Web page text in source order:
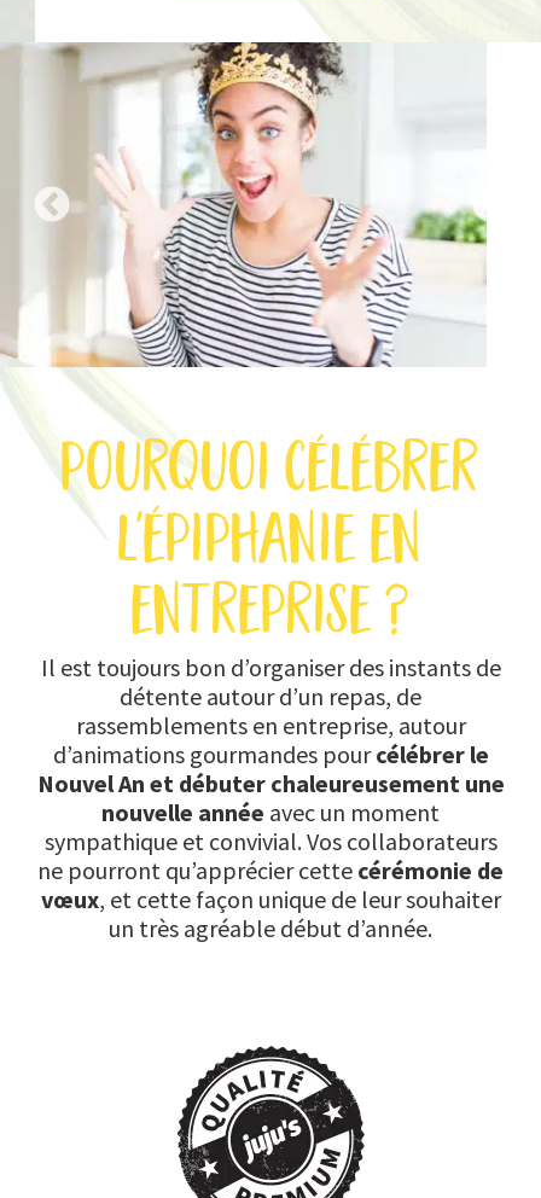
pourquoi célébrer
l'épiphanie en
entreprise ?
Il est toujours bon d’organiser des instants de
détente autour d’un repas, de
rassemblements en entreprise, autour
d’animations gourmandes pourcélébrer le
Nouvel An et débuter chaleureusement une
nouvelle année avec un moment
sympathique et convivial. Vos collaborateurs
ne pourront qu’apprécier cette cérémonie de
vœux, et cette façon unique de leur souhaiter
un très agréable début d’année.